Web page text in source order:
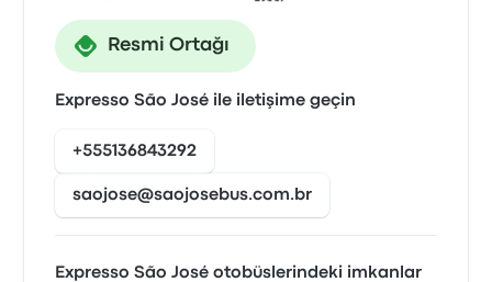
Resmi Ortağı
Expresso São José ile iletişime geçin
+555136843292
saojose@saojosebus.com.br
Expresso São José otobüslerindeki imkanlar